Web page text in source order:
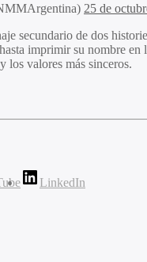
25 de
secundario de dos
imprimir su nombre
los valores más sinceros.
LinkedIn